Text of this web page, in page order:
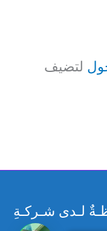
لتضيف
لـدى شـركـةِ